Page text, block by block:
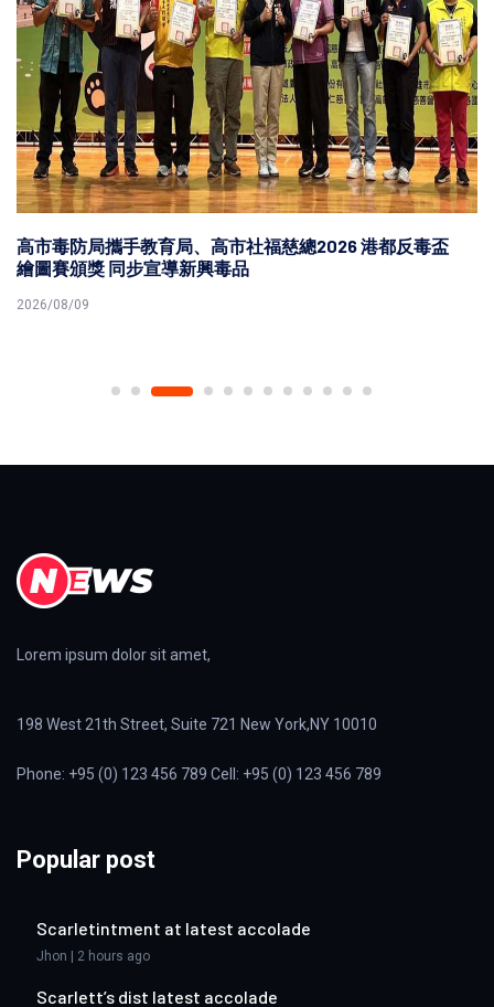
高市毒防局攜手教育局、高市社福慈總2026 港都反毒盃
繪圖賽頒獎 同步宣導新興毒品
2026/08/09
Lorem ipsum dolor sit amet,
198 West 21th Street, Suite 721 New York,NY 10010
Phone: +95 (0) 123 456 789 Cell: +95 (0) 123 456 789
Popular post
Scarletintment at latest accolade
Jhon | 2 hours ago
Scarlett’s dist latest accolade